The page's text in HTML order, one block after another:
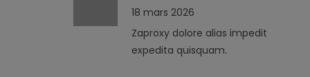
18 mars 2026
Zaproxy dolore alias impedit
expedita quisquam.